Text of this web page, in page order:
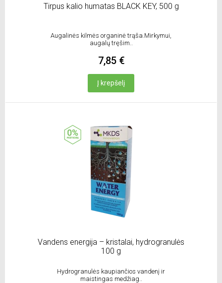
Tirpus kalio humatas BLACK KEY, 500 g
Augalinės kilmės organinė trąša.Mirkymui,
augalų tręšim..
7,85 €
Į krepšelį
Vandens energija – kristalai, hydrogranulės
100 g
Hydrogranulės kaupiančios vandenį ir
maistingas medžiag..